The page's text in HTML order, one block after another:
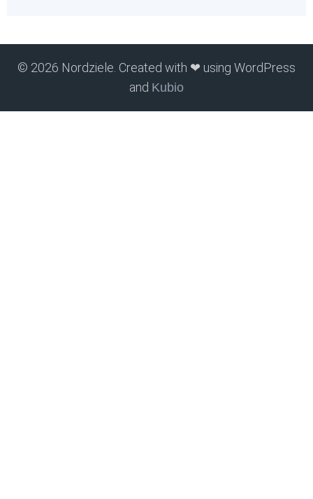
© 2026 Nordziele. Created with ❤ using WordPress
and Kubio